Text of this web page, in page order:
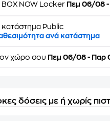
BOX NOW Locker Πεμ 06/08
κατάστημα Public
ανά κατάστημα
χώρο σου Πεμ 06/08 - Παρ
δόσεις με ή χωρίς